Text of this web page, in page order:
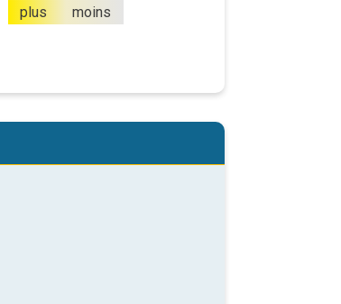
plus moins